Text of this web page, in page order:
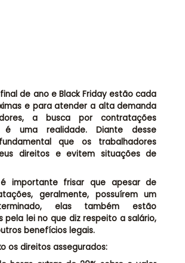
de ano e Black Friday estão cada
e para atender a alta demanda
a busca por contratações
é uma realidade. Diante desse
que os trabalhadores
direitos e evitem situações de
importante frisar que apesar de
geralmente, possuírem um
elas também estão
pela lei no que diz respeito a salário,
benefícios legais.
os direitos assegurados: